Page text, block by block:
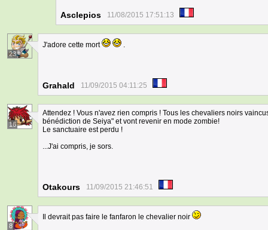
Asclepios 11/08/2015 17:51:13
23
J'adore cette mort .
Grahald 11/09/2015 04:11:25
16
Attendez ! Vous n'avez rien compris ! Tous les chevaliers noirs
bénédiction de Seiya" et vont revenir en mode zombie!
Le sanctuaire est perdu !
...J'ai compris, je sors.
Otakours 11/09/2015 21:46:51
8
Il devrait pas faire le fanfaron le chevalier noir